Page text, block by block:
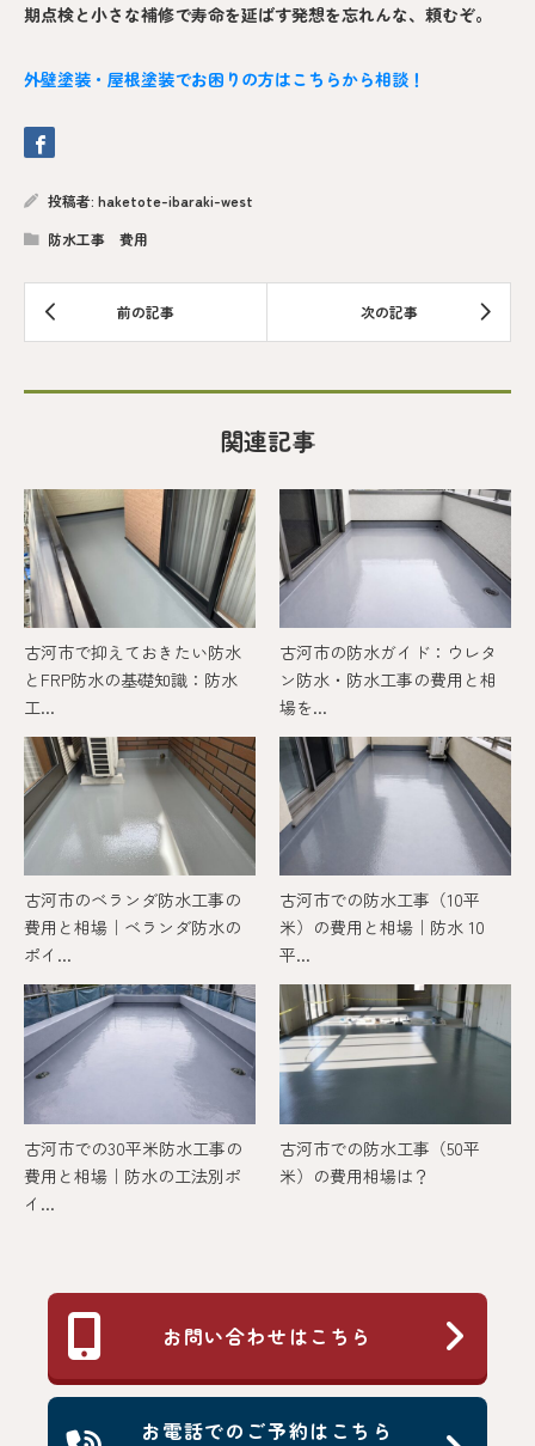
期点検と小さな補修で寿命を延ばす発想を忘れんな、頼むぞ。
外壁塗装・屋根塗装でお困りの方はこちらから相談！
投稿者: haketote-ibaraki-west
防水工事 費用
関連記事
古河市で抑えておきたい防水
とFRP防水の基礎知識：防水
工...
古河市の防水ガイド：ウレタ
ン防水・防水工事の費用と相
場を...
古河市のベランダ防水工事の
費用と相場｜ベランダ防水の
ポイ...
古河市での防水工事（10平
米）の費用と相場｜防水 10
平...
古河市での30平米防水工事の
費用と相場｜防水の工法別ポ
イ...
古河市での防水工事（50平
米）の費用相場は？
お問い合わせはこちら
お電話でのご予約はこちら